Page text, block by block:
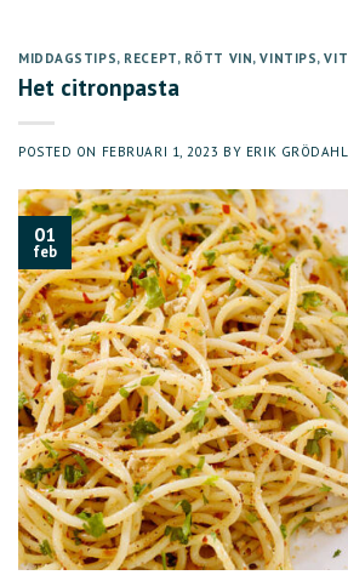
MIDDAGSTIPS, RECEPT, RÖTT VIN,VINTIPS,
Het citronpasta
POSTED ON FEBRUARI 1, 2023 BY ERIK GRÖDAHL
01
feb